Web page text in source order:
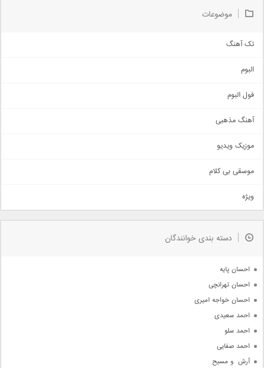
موضوعات
تک آهنگ
اجتماعی
حماسی
سنتی
اهنگ بندرعباسی
دمو
مذهبی
جدیدترین ها
البوم
فول البوم
آهنگ مذهبی
موزیک ویدیو
موسقی بی کلام
ویژه
دسته بندی خوانندگان
احسان پایه
احسان تهرانچی
احسان خواجه امیری
احمد سعیدی
احمد سلو
احمد صفایی
آرش  و مسیح